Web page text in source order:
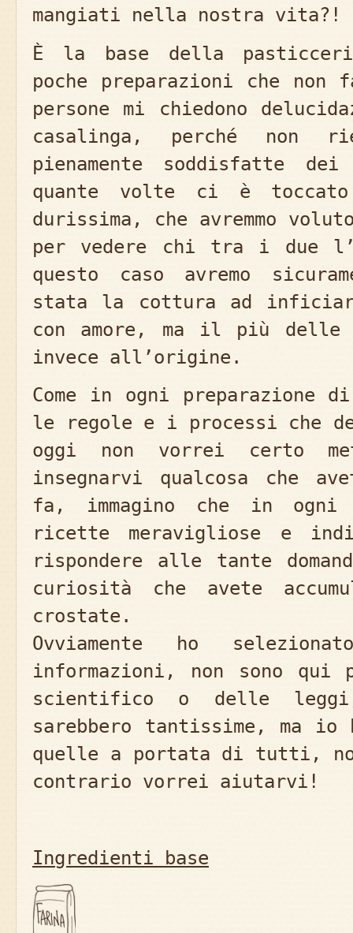
mangiati nella nostra vita?!
È la base della
poche preparazioni che non
persone mi chiedono
casalinga, perché non
pienamente soddisfatte
quante volte ci è toccato
durissima, che avremmo
per vedere chi tra i due
questo caso avremo
stata la cottura ad
con amore, ma il più
invece all’origine.
Come in ogni preparazione
le regole e i processi che
oggi non vorrei certo
insegnarvi qualcosa che
fa, immagino che in ogni
ricette meravigliose e
rispondere alle tante
curiosità che avete
crostate.
Ovviamente ho
informazioni, non sono
scientifico o delle
sarebbero tantissime, ma
quelle a portata di tutti,
contrario vorrei aiutarvi!
Ingredienti base